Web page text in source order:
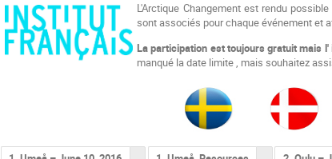
L'Arctique Changement est rendu
sont associés pour chaque événement et
La participation est toujours gratuit mais l'
manqué la date limite , mais souhaitez